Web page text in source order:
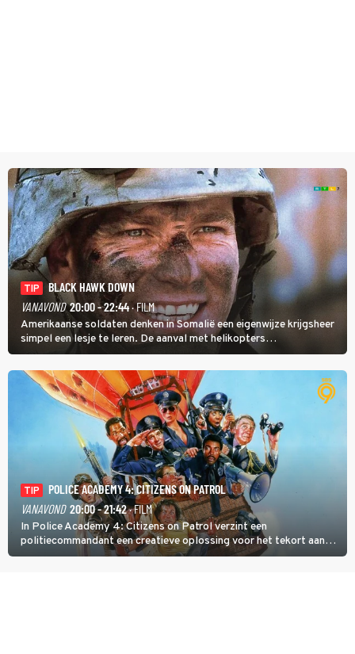
TIP
BLACK HAWK DOWN
VANAVOND 20:00 - 22:44· FILM
Amerikaanse soldaten denken in Somalië een eigenwijze krijgsheer
simpel een lesje te leren. De aanval met helikopters
verloopt in Black Hawk down dramatisch.
TIP
POLICE ACADEMY 4: CITIZENS ON PATROL
VANAVOND 20:00 - 21:42· FILM
In Police Academy 4: Citizens on Patrol verzint een
politiecommandant een creatieve oplossing voor het tekort aan
agenten.